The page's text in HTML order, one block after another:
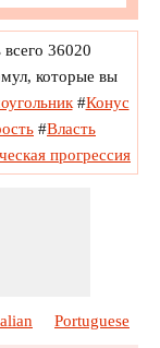
36020
которые вы
#Конус
#Власть
прогрессия
Portuguese